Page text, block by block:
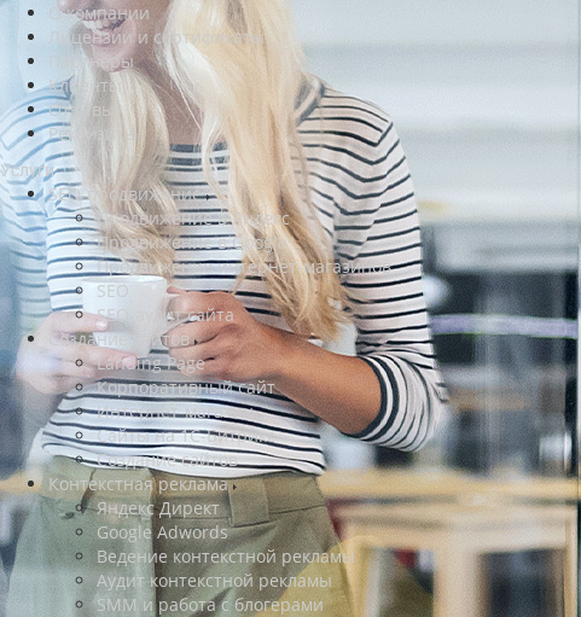
О компании
Лицензии и сертификаты
Партнеры
Клиенты
Отзывы
Реквизиты
Услуги
SEO-продвижение
Продвижение в Яндекс
Продвижение в Google
Продвижение интернет-магазинов
SEO
SEO-аудит сайта
Создание сайтов
Landing Page
Корпоративный сайт
Интернет-магазин
Сайты на 1С-Битрикс
Создание сайтов
Контекстная реклама
Яндекс Директ
Google Adwords
Ведение контекстной рекламы
Аудит контекстной рекламы
SMM и работа с блогерами